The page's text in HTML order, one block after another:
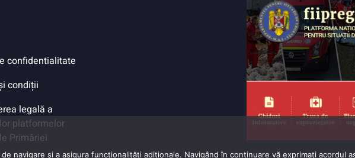
confidentialitate
condiții
legală a
platformelor
Primăriei
navigare și a asigura funcționalițăți adiționale. Navigând în continuare vă exprimaţi acordul